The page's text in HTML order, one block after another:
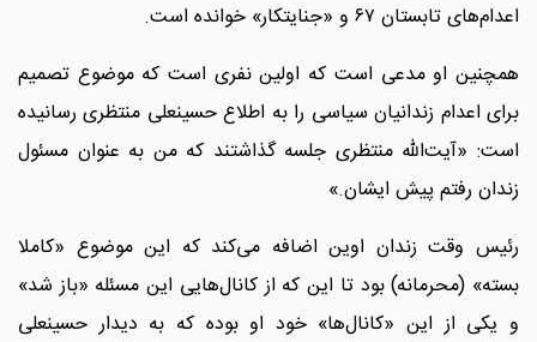
اعدام‌های تابستان ۶۷ و «جنایتکار» خوانده است.
همچنین او مدعی است که اولین نفری است که موضوع تصمیم
برای اعدام زندانیان سیاسی را به اطلاع حسینعلی منتظری رسانیده
است: «آیت‌الله منتظری جلسه گذاشتند که من به عنوان مسئول
زندان رفتم پیش ایشان.»
رئیس وقت زندان اوین اضافه می‌کند که این موضوع «کاملا
بسته» (محرمانه) بود تا این که از کانال‌هایی این مسئله «باز شد»
و یکی از این «کانال‌ها» خود او بوده که به دیدار حسینعلی